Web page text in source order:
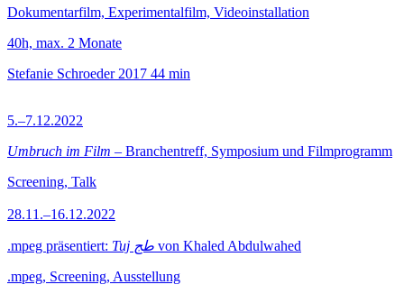
Dokumentarfilm, Experimentalfilm, Videoinstallation
40h, max. 2 Monate
Stefanie Schroeder 2017 44 min
5.–7.12.2022
Umbruch im Film – Branchentreff, Symposium und Filmprogramm
Screening, Talk
28.11.–16.12.2022
.mpeg präsentiert: Tuj طج von Khaled Abdulwahed
.mpeg, Screening, Ausstellung